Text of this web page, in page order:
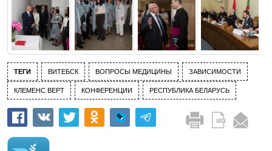
ТЕГИ ВИТЕБСК ВОПРОСЫ МЕДИЦИНЫ ЗАВИСИМОСТИ
КЛЕМЕНС ВЕРТ КОНФЕРЕНЦИИ РЕСПУБЛИКА БЕЛАРУСЬ